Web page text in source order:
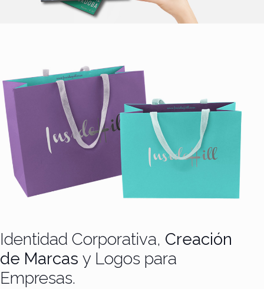
Identidad Corporativa, Creación
de Marcas y Logos para
Empresas.